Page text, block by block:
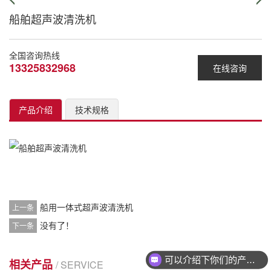
船舶超声波清洗机
在线咨询
全国咨询热线
13325832968
产品介绍 技术规格
上一条 船用一体式超声波清洗机
下一条 没有了！
相关产品 / SERVICE 可以介绍下你们的产品么